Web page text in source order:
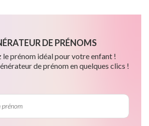
DE PRÉNOMS
le prénom idéal pour votre enfant !
de prénom en quelques clics !